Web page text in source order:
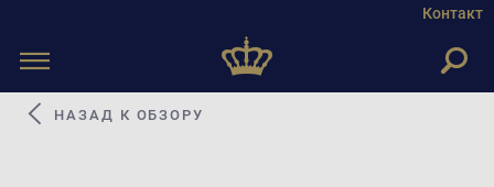
Контакт
Toggle
НАЗАД К ОБЗОРУ